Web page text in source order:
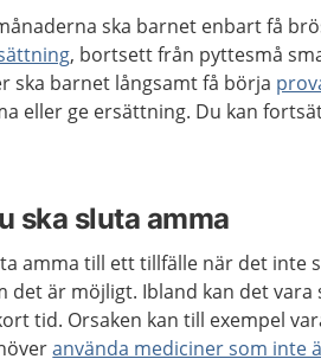
ska barnet enbart få
, bortsett från pyttesmå
ska barnet långsamt få börja
eller ge ersättning. Du kan
ska sluta amma
amma till ett tillfälle när det inte
det är möjligt. Ibland kan det vara
tid. Orsaken kan till exempel
använda mediciner som inte